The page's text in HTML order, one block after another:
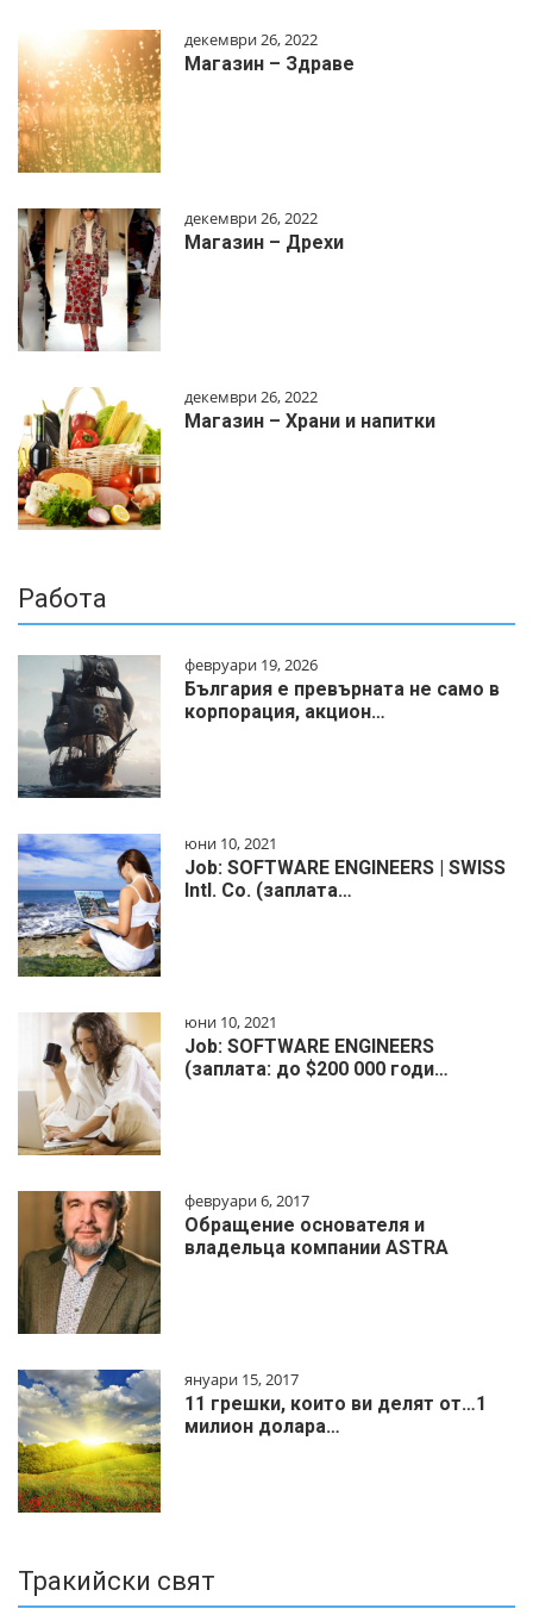
декември 26, 2022
Магазин – Здраве
декември 26, 2022
Магазин – Дрехи
декември 26, 2022
Магазин – Храни и напитки
Работа
февруари 19, 2026
България е превърната не само в
корпорация, акцион…
юни 10, 2021
Job: SOFTWARE ENGINEERS | SWISS
Intl. Co. (заплата…
юни 10, 2021
Job: SOFTWARE ENGINEERS
(заплата: до $200 000 годи…
февруари 6, 2017
Обращение основателя и
владельца компании ASTRA
януари 15, 2017
11 грешки, които ви делят от…1
милиoн дoлapa…
Тракийски свят